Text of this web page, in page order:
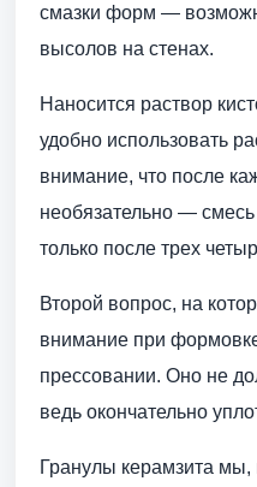
смазки форм —
высолов на стенах.
Наносится раствор
удобно использовать
внимание, что после
необязательно —
только после трех
Второй вопрос, на
внимание при
прессовании. Оно не
ведь окончательно
Гранулы керамзита мы,